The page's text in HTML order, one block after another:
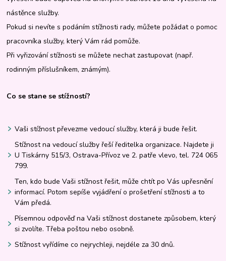
nástěnce služby.
Pokud si nevíte s podáním stížnosti rady, můžete požádat o pomoc
pracovníka služby, který Vám rád pomůže.
Při vyřizování stížnosti se můžete nechat zastupovat (např.
rodinným příslušníkem, známým).
Co se stane se stížností?
Vaši stížnost převezme vedoucí služby, která ji bude řešit.
Stížnost na vedoucí služby řeší ředitelka organizace. Najdete ji
U Tiskárny 515/3, Ostrava-Přívoz ve 2. patře vlevo, tel. 724 065
799.
Ten, kdo bude Vaši stížnost řešit, může chtít po Vás upřesnění
informací. Potom sepíše vyjádření o prošetření stížnosti a to
Vám předá.
Písemnou odpověď na Vaši stížnost dostanete způsobem, který
si zvolíte. Třeba poštou nebo osobně.
Stížnost vyřídíme co nejrychleji, nejdéle za 30 dnů.